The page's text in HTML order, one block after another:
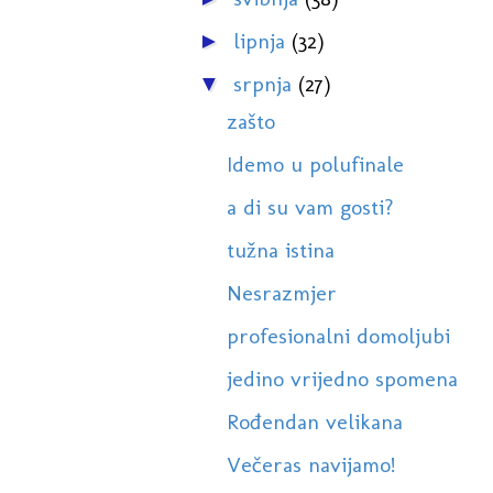
► lipnja (32)
▼ srpnja (27)
zašto
Idemo u polufinale
a di su vam gosti?
tužna istina
Nesrazmjer
profesionalni domoljubi
jedino vrijedno spomena
Rođendan velikana
Večeras navijamo!